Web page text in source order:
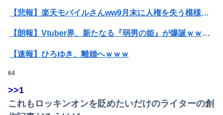
【悲報】楽天モバイルさんww9月末に人権を失う模様wwwww
【朗報】Vtuber界、新たなる『弱男の姫』が爆誕ｗｗｗｗｗｗｗｗｗｗｗ
【速報】ひろゆき、離婚へｗｗｗ
【衝撃】34歳ニート、『エロ漫画』で人生逆転
64
>>1
これもロッキンオンを貶めたいだけのライターの創